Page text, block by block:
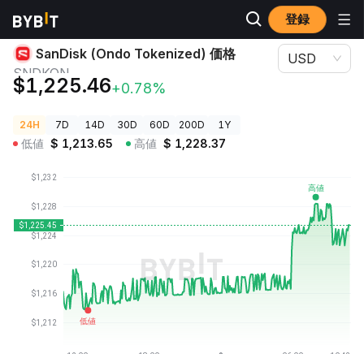
登録
暗号資産価格 SanDisk (Ondo Tokenized) 価格 SNDKON
SanDisk (Ondo Tokenized) 価格
SNDKON
$1,225.46+0.78%
USD
24H 7D 14D 30D 60D 200D 1Y
低値 $ 1,213.65 高値 $ 1,228.37